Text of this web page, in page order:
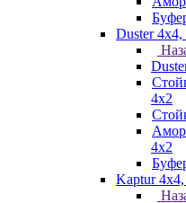
Duster 4х4,
4x2
4х2
Kaptur 4х4,